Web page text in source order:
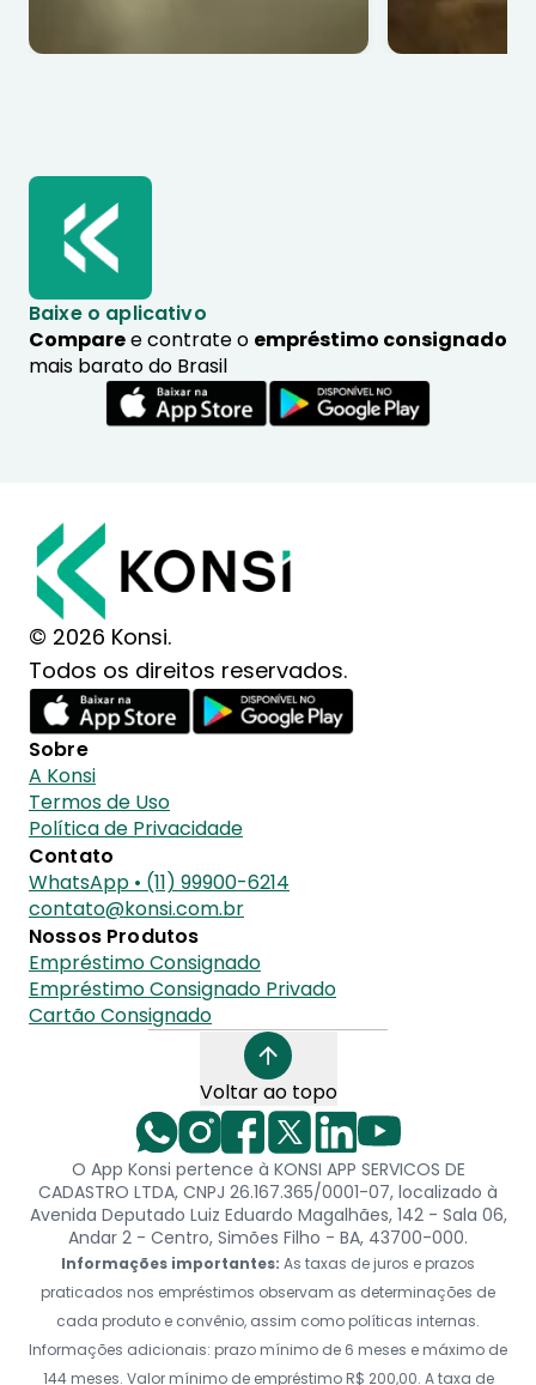
Baixe o aplicativo
Comparee contrate o empréstimo consignado
mais barato do Brasil
© 2026 Konsi.
Todos os direitos reservados.
Sobre
A Konsi
Termos de Uso
Política de Privacidade
Contato
WhatsApp • (11) 99900-6214
contato@konsi.com.br
Nossos Produtos
Empréstimo Consignado
Empréstimo Consignado Privado
Cartão Consignado
Voltar ao topo
O App Konsi pertence à KONSI APP SERVICOS DE
CADASTRO LTDA, CNPJ 26.167.365/0001-07, localizado à
Avenida Deputado Luiz Eduardo Magalhães, 142 - Sala 06,
Andar 2 - Centro, Simões Filho - BA, 43700-000.
Informações importantes: As taxas de juros e prazos
praticados nos empréstimos observam as determinações de
cada produto e convênio, assim como políticas internas.
Informações adicionais: prazo mínimo de 6 meses e máximo de
144 meses. Valor mínimo de empréstimo R$ 200,00. A taxa de